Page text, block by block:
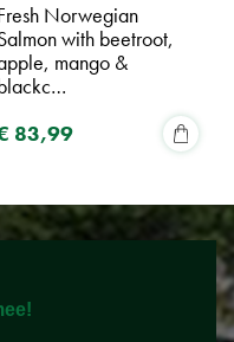
Norwegian
with beetroot,
mango &
83,99